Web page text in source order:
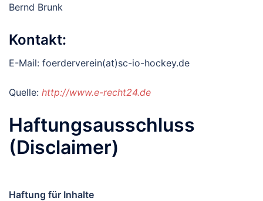
Bernd Brunk
Kontakt:
E-Mail: foerderverein(at)sc-io-hockey.de
Quelle: http://www.e-recht24.de
Haftungsausschluss
(Disclaimer)
Haftung für Inhalte